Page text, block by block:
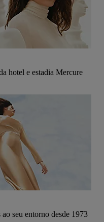
hotel e estadia Mercure
seu entorno desde 1973